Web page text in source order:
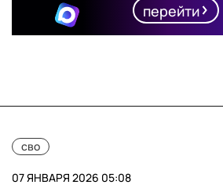
перейти
сво
07 ЯНВАРЯ 2026 05:08